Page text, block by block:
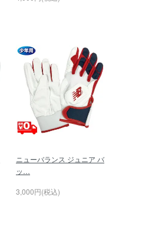
ニューバランス ジュニア バ
ッ…
3,000円(税込)